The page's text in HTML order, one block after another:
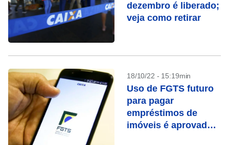
dezembro é liberado;
veja como retirar
18/10/22 - 15:19min
Uso de FGTS futuro
para pagar
empréstimos de
imóveis é aprovado